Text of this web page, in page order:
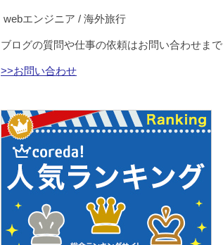
webエンジニア / 海外旅行
ブログの質問や仕事の依頼はお問い合わせまで
>>お問い合わせ